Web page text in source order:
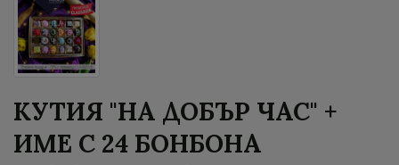
КУТИЯ "НА ДОБЪР ЧАС" +
ИМЕ С 24 БОНБОНА